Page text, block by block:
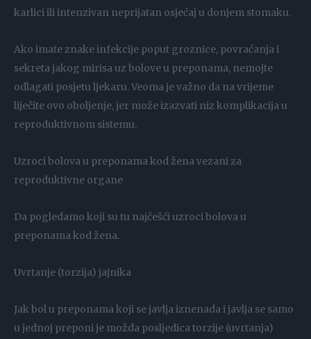
karlici ili intenzivan neprijatan osjećaj u donjem stomaku.
Ako imate znake infekcije poput groznice, povraćanja i
sekreta jakog mirisa uz bolove u preponama, nemojte
odlagati posjetu ljekaru. Veoma je važno da na vrijeme
liječite ovo oboljenje, jer može izazvati niz komplikacija u
reproduktivnom sistemu.
Uzroci bolova u preponama kod žena vezani za
reproduktivne organe
Da pogledamo koji su tu najčešći uzroci bolova u
preponama kod žena.
Uvrtanje (torzija) jajnika
Jak bol u preponama koji se javlja iznenada i javlja se samo
u jednoj preponi je možda posljedica torzije (uvrtanja)